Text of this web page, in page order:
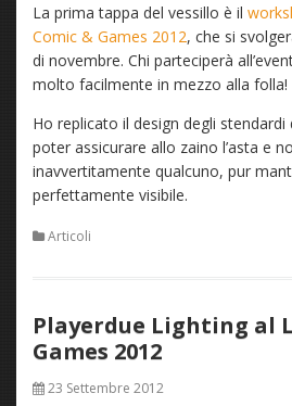
La prima tappa del vessillo è il
Comic & Games 2012, che si
di novembre. Chi parteciperà
molto facilmente in mezzo alla folla!
Ho replicato il design degli stendardi
poter assicurare allo zaino l’asta e
inavvertitamente qualcuno, pur
perfettamente visibile.
Articoli
Playerdue Lighting al
Games 2012
23 Settembre 2012